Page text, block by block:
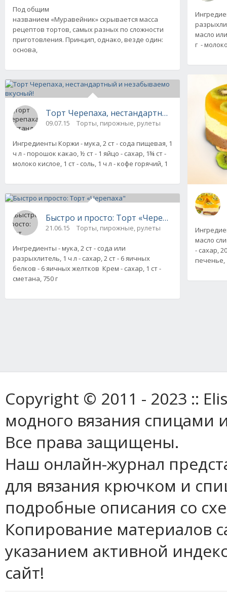
Под общим
названием «Муравейник» скрывается масса
рецептов тортов, самых разных по сложности
приготовления. Принцип, однако, везде один:
основа,
Торт Черепаха, нестандартный и
09.07.15 Торты, пирожные, рулеты
Ингредиенты Коржи - мука, 2 ст - сода пищевая, 1
ч л - порошок какао, ½ ст - 1 яйцо - сахар, 1¾ ст -
молоко кислое, 1 ст - соль, 1 ч л - кофе горячий, 1
Быстро и просто: Торт «Черепаха"
21.06.15 Торты, пирожные, рулеты
Ингредиенты - мука, 2 ст - сода или
разрыхлитель, 1 ч л - сахар, 2 ст - 6 яичных
белков - 6 яичных желтков Крем - сахар, 1 ст -
сметана, 750 г
масло
г -
масло
- сахар,
печенье,
Copyright © 2011 - 2023 ::
модного вязания спицами
Все права защищены.
Наш онлайн-журнал
для вязания крючком и
подробные описания со
Копирование материалов
указанием активной
сайт!